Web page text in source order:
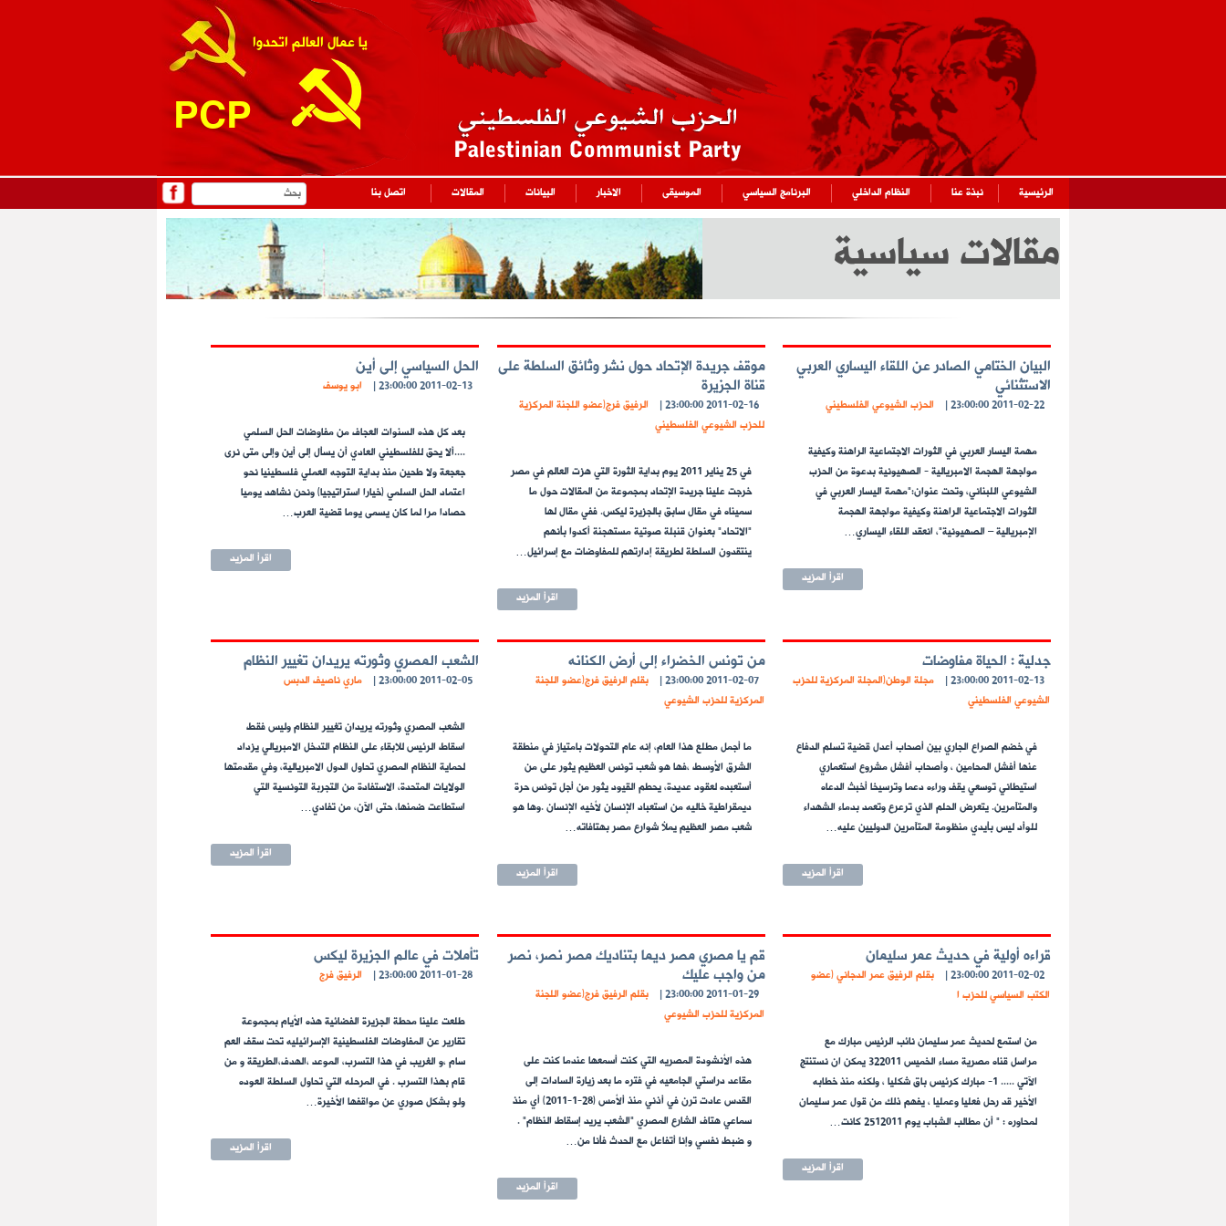
PCP
يا عمال العالم اتحدوا
الرئيسية نبذة عنا النظام الداخلي البرنامج السياسي الموسيقى الاخبار البيانات المقالات اتصل بنا
مقالات سياسية
البيان الختامي الصادر عن اللقاء اليساري العربي
الاستثنائي
2011-02-22 23:00:00
| الحزب الشيوعي الفلسطيني
مهمة اليسار العربي في الثورات الاجتماعية الراهنة وكيفية
مواجهة الهجمة الامبريالية - الصهيونية بدعوة من الحزب
الشيوعي اللبناني، وتحت عنوان:"مهمة اليسار العربي في
الثورات الاجتماعية الراهنة وكيفية مواجهة الهجمة
الإمبريالية – الصهيونية"، انعقد اللقاء اليساري…
اقرأ المزيد
موقف جريدة الإتحاد حول نشر وثائق السلطة على
قناة الجزيرة
2011-02-16 23:00:00
|
الرفيق فرج(عضو اللجنة المركزية
للحزب الشيوعي الفلسطيني
في 25 يناير 2011 يوم بداية الثورة التي هزت العالم في مصر
خرجت علينا جريدة الإتحاد بمجموعة من المقالات حول ما
سميناه في مقال سابق بالجزيرة ليكس. ففي مقال لها
"الاتحاد" بعنوان قنبلة صوتية مستهجنة أكدوا بأنهم
ينتقدون السلطة لطريقة إدارتهم للمفاوضات مع إسرائيل…
اقرأ المزيد
الحل السياسي إلى أين
2011-02-13 23:00:00
| ابو يوسف
بعد كل هذه السنوات العجاف من مفاوضات الحل السلمي
....ألا يحق للفلسطيني العادي أن يسأل إلى أين وإلى متى نرى
جعجعة ولا طحين منذ بداية التوجه العملي فلسطينيا نحو
اعتماد الحل السلمي (خيارا استراتيجيا) ونحن نشاهد يوميا
حصادا مرا لما كان يسمى يوما قضية العرب…
اقرأ المزيد
جدلية : الحياة مفاوضات
2011-02-13 23:00:00
|
مجلة الوطن(المجلة المركزية للحزب
الشيوعي الفلسطيني
في خضم الصراع الجاري بين أصحاب أعدل قضية تسلم الدفاع
عنها أفشل المحامين ، وأصحاب أفشل مشروع استعماري
استيطاني توسعي يقف وراءه دعما وترسيخا أخبث الدعاه
والمتآمرين. يتعرض الحلم الذي ترعرع وتعمد بدماء الشهداء
للوأد ليس بأيدي منظومة المتآمرين الدوليين عليه…
اقرأ المزيد
من تونس الخضراء إلى أرض الكنانه
2011-02-07 23:00:00
|
بقلم الرفيق فرج(عضو اللجنة
المركزية للحزب الشيوعي
ما أجمل مطلع هذا العام، إنه عام التحولات بامتياز في منطقة
الشرق الأوسط ،فها هو شعب تونس العظيم يثور على من
أستعبده لعقود عديدة، يحطم القيود يثور من أجل تونس حرة
ديمقراطية خاليه من استعباد الإنسان لأخيه الإنسان .وها هو
شعب مصر العظيم يملأ شوارع مصر بهتافاته…
اقرأ المزيد
الشعب المصري وثورته يريدان تغيير النظام
2011-02-05 23:00:00
| ماري ناصيف الدبس
الشعب المصري وثورته يريدان تغيير النظام وليس فقط
اسقاط الرئيس للابقاء على النظام التدخل الامبريالي يزداد
لحماية النظام المصري تحاول الدول الامبريالية، وفي مقدمتها
الولايات المتحدة، الاستفادة من التجربة التونسية التي
استطاعت ضمنها، حتى الآن، من تفادي…
اقرأ المزيد
قراءه أولية في حديث عمر سليمان
2011-02-02 23:00:00
|
بقلم الرفيق عمر الدجاني (عضو
الكتب السياسي للحزب ا
من استمع لحديث عمر سليمان نائب الرئيس مبارك مع
مراسل قناه مصرية مساء الخميس 322011 يمكن ان نستنتج
الآتي ..... 1- مبارك كرئيس باق شكليا ، ولكنه منذ خطابه
الأخير قد رحل فعليا وعمليا ، يفهم ذلك من قول عمر سليمان
لمحاوره : " أن مطالب الشباب يوم 2512011 كانت…
اقرأ المزيد
قم يا مصري مصر ديما بتناديك مصر نصر، نصر
من واجب عليك
2011-01-29 23:00:00
|
بقلم الرفيق فرج(عضو اللجنة
المركزية للحزب الشيوعي
هذه الأنشودة المصريه التي كنت أسمعها عندما كنت على
مقاعد دراستي الجامعيه في فتره ما بعد زيارة السادات إلى
القدس عادت ترن في أذني منذ ألأمس (28-1-2011) أي منذ
سماعي هتاف الشارع المصري "الشعب يريد إسقاط النظام" .
و ضبط نفسي وإنا أتفاعل مع الحدث فأنا من…
اقرأ المزيد
تأملات في عالم الجزيرة ليكس
2011-01-28 23:00:00
| الرفيق فرج
طلعت علينا محطة الجزيرة الفضائية هذه الأيام بمجموعة
تقارير عن المفاوضات الفلسطينية الإسرائيليه تحت سقف العم
سام ،و الغريب في هذا التسرب، الموعد ،الهدف،الطريقة و من
قام بهذا التسرب . في المرحله التي تحاول السلطة العوده
ولو بشكل صوري عن مواقفها الأخيرة…
اقرأ المزيد